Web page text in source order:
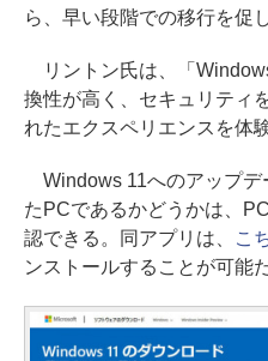
ら、早い段階での移行を促
リントン氏は、「
換性が高く、セキュリティ
れたエクスペリエンスを体
Windows 11へのアップデ
たPCであるかどうかは、
認できる。同アプリは、
こ
ンストールすることが可能だ